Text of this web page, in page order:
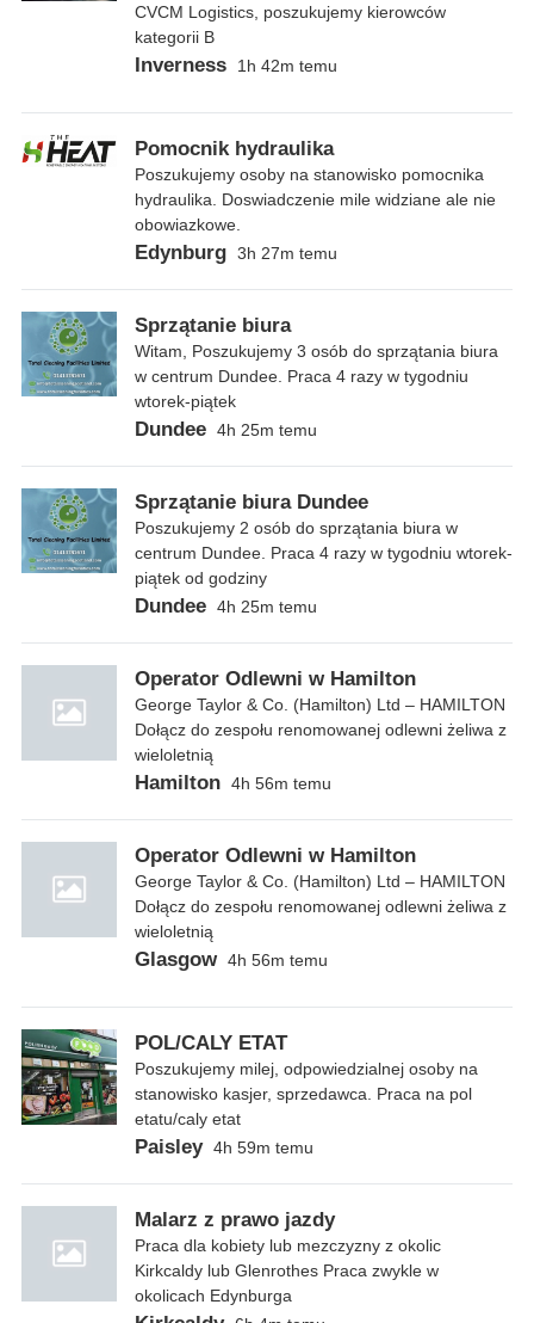
CVCM Logistics, poszukujemy kierowców
kategorii B
Inverness 1h 42m temu
Pomocnik hydraulika
Poszukujemy osoby na stanowisko pomocnika
hydraulika. Doswiadczenie mile widziane ale nie
obowiazkowe.
Edynburg 3h 27m temu
Sprzątanie biura
Witam, Poszukujemy 3 osób do sprzątania biura
w centrum Dundee. Praca 4 razy w tygodniu
wtorek-piątek
Dundee 4h 25m temu
Sprzątanie biura Dundee
Poszukujemy 2 osób do sprzątania biura w
centrum Dundee. Praca 4 razy w tygodniu wtorek-
piątek od godziny
Dundee 4h 25m temu
Operator Odlewni w Hamilton
George Taylor & Co. (Hamilton) Ltd – HAMILTON
Dołącz do zespołu renomowanej odlewni żeliwa z
wieloletnią
Hamilton 4h 56m temu
Operator Odlewni w Hamilton
George Taylor & Co. (Hamilton) Ltd – HAMILTON
Dołącz do zespołu renomowanej odlewni żeliwa z
wieloletnią
Glasgow 4h 56m temu
POL/CALY ETAT
Poszukujemy milej, odpowiedzialnej osoby na
stanowisko kasjer, sprzedawca. Praca na pol
etatu/caly etat
Paisley 4h 59m temu
Malarz z prawo jazdy
Praca dla kobiety lub mezczyzny z okolic
Kirkcaldy lub Glenrothes Praca zwykle w
okolicach Edynburga